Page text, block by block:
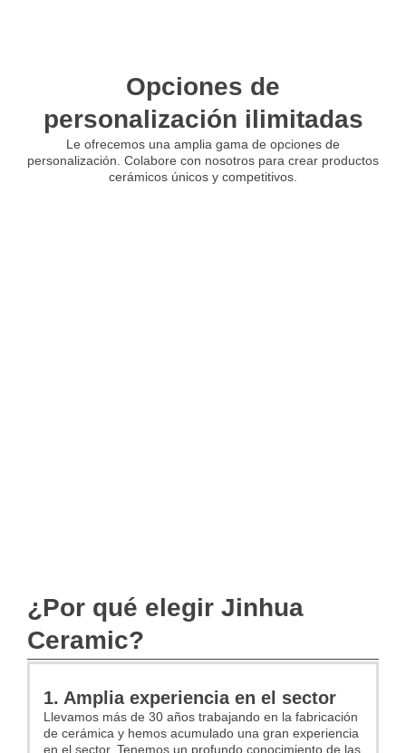
Opciones de
personalización ilimitadas
Le ofrecemos una amplia gama de opciones de
personalización. Colabore con nosotros para crear productos
cerámicos únicos y competitivos.
¿Por qué elegir Jinhua
Ceramic?
1. Amplia experiencia en el sector
Llevamos más de 30 años trabajando en la fabricación
de cerámica y hemos acumulado una gran experiencia
en el sector. Tenemos un profundo conocimiento de las